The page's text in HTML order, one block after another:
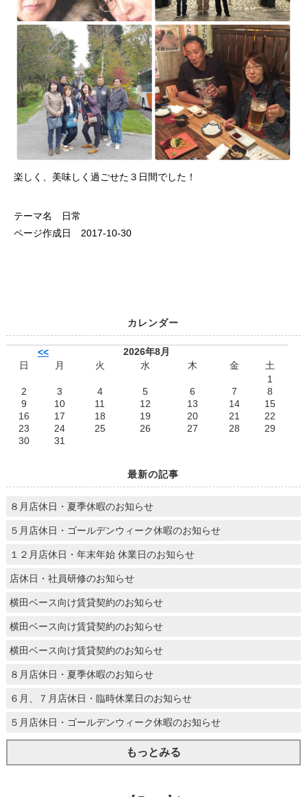
楽しく、美味しく過ごせた３日間でした！
テーマ名 日常
ページ作成日 2017-10-30
カレンダー
<<
2026年8月
日
月 火 水 木 金
土
1
2
3 4 5 6 7
8
9
10 11 12 13 14
15
16
17 18 19 20 21
22
23
24 25 26 27 28
29
30
31
最新の記事
８月店休日・夏季休暇のお知らせ
５月店休日・ゴールデンウィーク休暇のお知らせ
１２月店休日・年末年始 休業日のお知らせ
店休日・社員研修のお知らせ
横田ベース向け賃貸契約のお知らせ
横田ベース向け賃貸契約のお知らせ
横田ベース向け賃貸契約のお知らせ
８月店休日・夏季休暇のお知らせ
６月、７月店休日・臨時休業日のお知らせ
５月店休日・ゴールデンウィーク休暇のお知らせ
もっとみる